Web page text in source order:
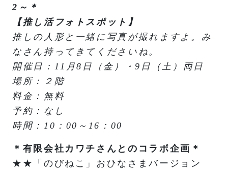
2～ ＊
【推し活フォトスポット】
推しの人形と一緒に写真が撮れますよ。み
なさん持ってきてくださいね。
開催日：11月8日（金）・9日（土）両日
場所：２階
料金：無料
予約：なし
時間：10：00～16：00
＊有限会社カワチさんとのコラボ企画 ＊
★★「のびねこ」おひなさまバージョン